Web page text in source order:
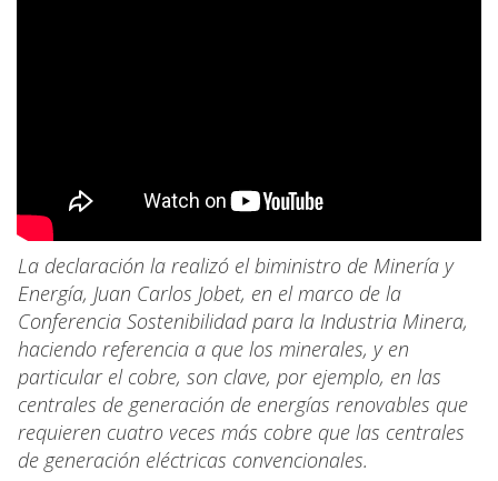
La declaración la realizó el biministro de Minería y
Energía, Juan Carlos Jobet, en el marco de la
Conferencia Sostenibilidad para la Industria Minera,
haciendo referencia a que los minerales, y en
particular el cobre, son clave, por ejemplo, en las
centrales de generación de energías renovables que
requieren cuatro veces más cobre que las centrales
de generación eléctricas convencionales.